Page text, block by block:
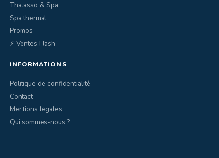
Thalasso & Spa
Spa thermal
Promos
⚡ Ventes Flash
INFORMATIONS
Politique de confidentialité
Contact
Mentions légales
Qui sommes-nous ?